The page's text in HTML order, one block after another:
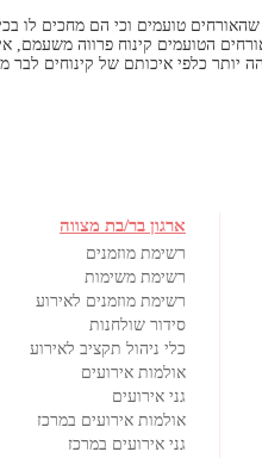
שהאורחים טועמים וכי הם מחכים לו
הטועמים קינוח פרווה משעמם,
יותר כלפי איכותם של קינוחים לבר
ארגון בר/בת מצווה
רשימת מוזמנים
רשימת משימות
רשימת מוזמנים לאירוע
סידור שולחנות
כלי ניהול תקציב לאירוע
אולמות אירועים
גני אירועים
אולמות אירועים במרכז
גני אירועים במרכז